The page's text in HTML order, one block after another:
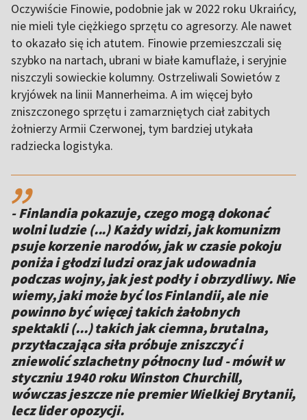
Oczywiście Finowie, podobnie jak w 2022 roku Ukraińcy,
nie mieli tyle ciężkiego sprzętu co agresorzy. Ale nawet
to okazało się ich atutem. Finowie przemieszczali się
szybko na nartach, ubrani w białe kamuflaże, i seryjnie
niszczyli sowieckie kolumny. Ostrzeliwali Sowietów z
kryjówek na linii Mannerheima. A im więcej było
zniszczonego sprzętu i zamarzniętych ciał zabitych
żołnierzy Armii Czerwonej, tym bardziej utykała
radziecka logistyka.
,,
- Finlandia pokazuje, czego mogą dokonać
wolni ludzie (...) Każdy widzi, jak komunizm
psuje korzenie narodów, jak w czasie pokoju
poniża i głodzi ludzi oraz jak udowadnia
podczas wojny, jak jest podły i obrzydliwy. Nie
wiemy, jaki może być los Finlandii, ale nie
powinno być więcej takich żałobnych
spektakli (...) takich jak ciemna, brutalna,
przytłaczająca siła próbuje zniszczyć i
zniewolić szlachetny północny lud - mówił w
styczniu 1940 roku Winston Churchill,
wówczas jeszcze nie premier Wielkiej Brytanii,
lecz lider opozycji.